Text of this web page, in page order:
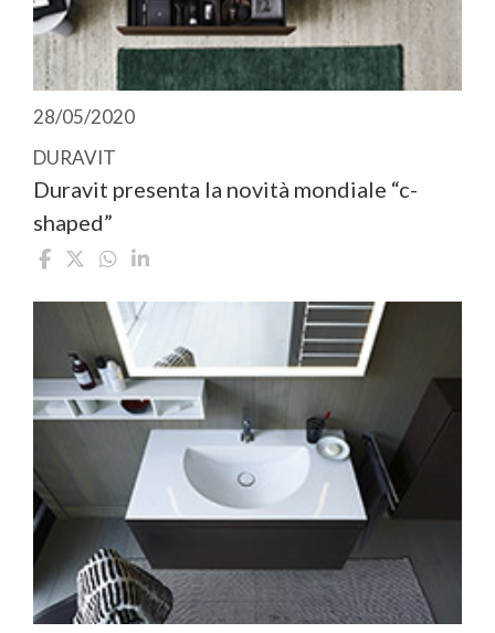
28/05/2020
DURAVIT
Duravit presenta la novità mondiale “c-
shaped”